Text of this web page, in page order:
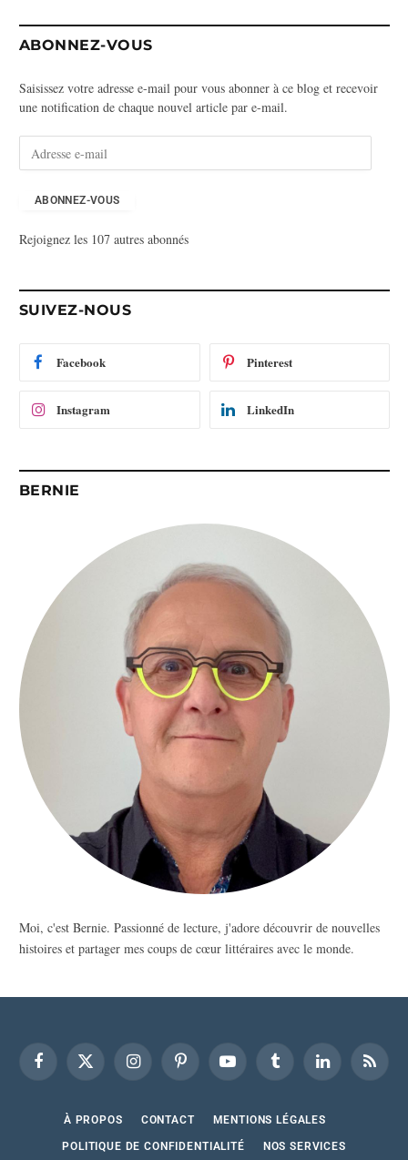
ABONNEZ-VOUS
Saisissez votre adresse e-mail pour vous abonner à ce blog et recevoir
une notification de chaque nouvel article par e-mail.
s
-
m
ABONNEZ-VOUS
Rejoignez les 107 autres abonnés
SUIVEZ-NOUS
Facebook Pinterest
Instagram LinkedIn
BERNIE
Moi, c'est Bernie. Passionné de lecture, j'adore découvrir de nouvelles
histoires et partager mes coups de cœur littéraires avec le monde.
FacebookX
InstagramPinterest YouTube Tumblr LinkedInRSS
À PROPOS CONTACT MENTIONS LÉGALES
POLITIQUE DE CONFIDENTIALITÉ NOS SERVICES